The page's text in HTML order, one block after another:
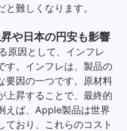
難しくなります。
や日本の円安も影響
原因として、インフレ
す。インフレは、製品の
要因の一つです。原材料
上昇することで、最終的
えば、Apple製品は世界
ており、これらのコスト